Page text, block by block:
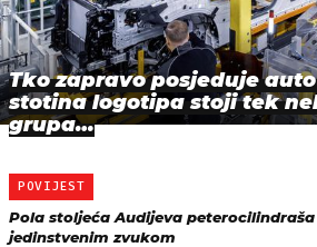
Tko zapravo posjeduje
stotina logotipa stoji tek
grupa…
POVIJEST
Pola stoljeća Audijeva peterocilindraša
jedinstvenim zvukom